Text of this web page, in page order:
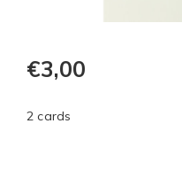
€3,00
2 cards